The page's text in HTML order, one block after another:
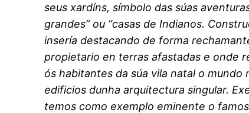
seus xardíns, símbolo das súas
grandes” ou “casas de Indianos.
insería destacando de forma
propietario en terras afastadas e onde
ós habitantes da súa vila natal o
edificios dunha arquitectura singular.
temos como exemplo eminente o